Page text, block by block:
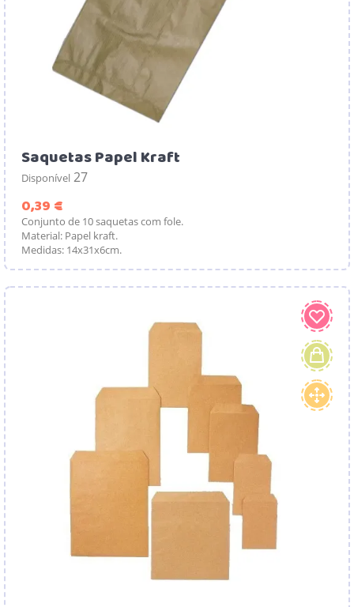
Saquetas Papel Kraft
Disponível 27
0,39 €
Conjunto de 10 saquetas com fole.
Material: Papel kraft.
Medidas: 14x31x6cm.